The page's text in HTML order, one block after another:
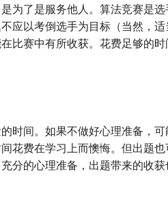
为了是服务他人。算法竞赛是
应以考倒选手为目标（当然，适
比赛中有所收获。花费足够的
时间。如果不做好心理准备，可
花费在学习上而懊悔。但出题
分的心理准备，出题带来的收